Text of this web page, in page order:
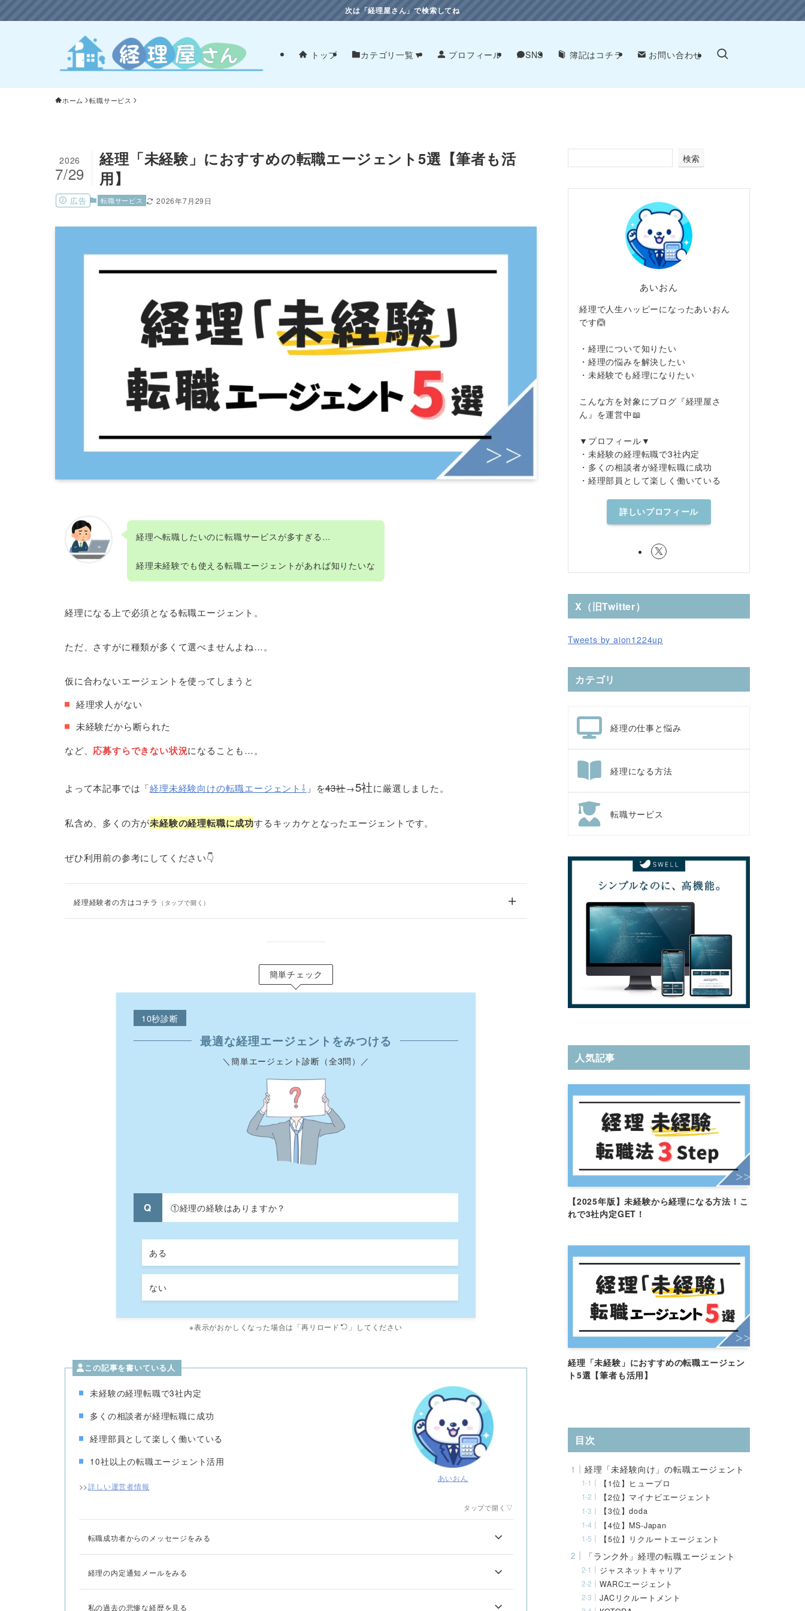
次は「経理屋さん」で検索してね
トップ カテゴリ一覧▼ プロフィール SNS 簿記はコチラ お問い合わせ
ホーム 転職サービス
経理「未経験」におすすめの転職エージェント5選【筆者も活
用】
2026
7/29
広告 転職サービス 2026年7月29日
経理へ転職したいのに転職サービスが多すぎる…
経理未経験でも使える転職エージェントがあれば知りたいな
経理になる上で必須となる転職エージェント。
ただ、さすがに種類が多くて選べませんよね…。
仮に合わないエージェントを使ってしまうと
経理求人がない
未経験だから断られた
など、 応募すらできない状況になることも…。
よって本記事では「経理未経験向けの転職エージェント⇩ 」を43社→5社に厳選しました。
私含め、多くの方が未経験の経理転職に成功するキッカケとなったエージェントです。
ぜひ利用前の参考にしてください👇️
経理経験者の方はコチラ （タップで開く）
簡単チェック
10秒診断
最適な経理エージェントをみつける
＼簡単エージェント診断（全3問）／
①経理の経験はありますか？
ある
ない
※表示がおかしくなった場合は「再リロード 」してください
この記事を書いている人
未経験の経理転職で3社内定
多くの相談者が経理転職に成功
経理部員として楽しく働いている
10社以上の転職エージェント活用
>>詳しい運営者情報
あいおん
タップで開く▽
転職成功者からのメッセージをみる
経理の内定通知メールをみる
私の過去の悲惨な経歴を見る
検索
あいおん
経理で人生ハッピーになったあいおん
です🙆
・経理について知りたい
・経理の悩みを解決したい
・未経験でも経理になりたい
こんな方を対象にブログ『経理屋さ
ん』を運営中📖
▼プロフィール▼
・未経験の経理転職で3社内定
・多くの相談者が経理転職に成功
・経理部員として楽しく働いている
詳しいプロフィール
X（旧Twitter）
Tweets by aion1224up
カテゴリ
経理の仕事と悩み
経理になる方法
転職サービス
人気記事
【2025年版】未経験から経理になる方法！こ
れで3社内定GET！
経理「未経験」におすすめの転職エージェン
ト5選【筆者も活用】
目次
経理「未経験向け」の転職エージェント
【1位】ヒュープロ
【2位】マイナビエージェント
【3位】doda
【4位】MS-Japan
【5位】リクルートエージェント
「ランク外」経理の転職エージェント
ジャスネットキャリア
WARCエージェント
JACリクルートメント